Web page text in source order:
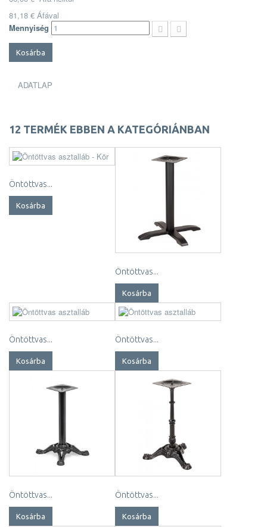
81,18 € Áfával
Mennyiség
Kosárba
ADATLAP
12 TERMÉK EBBEN A KATEGÓRIÁNBAN
Öntöttvas...
Kosárba
Öntöttvas...
Kosárba
Öntöttvas...
Kosárba
Öntöttvas...
Kosárba
Öntöttvas...
Kosárba
Öntöttvas...
Kosárba